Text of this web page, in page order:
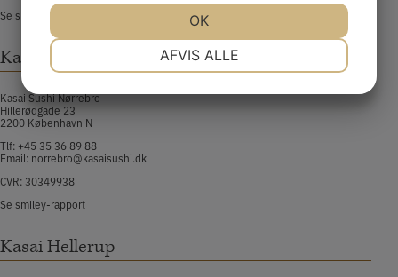
Se smiley-rapport
Kasai Nørrebro
Kasai Sushi Nørrebro
Hillerødgade 23
2200 København N​
Tlf: +45 35 36 89 88​
Email: norrebro@kasaisushi.dk
CVR: 30349938
Se smiley-rapport
Kasai Hellerup
AFVIS ALLE
OK